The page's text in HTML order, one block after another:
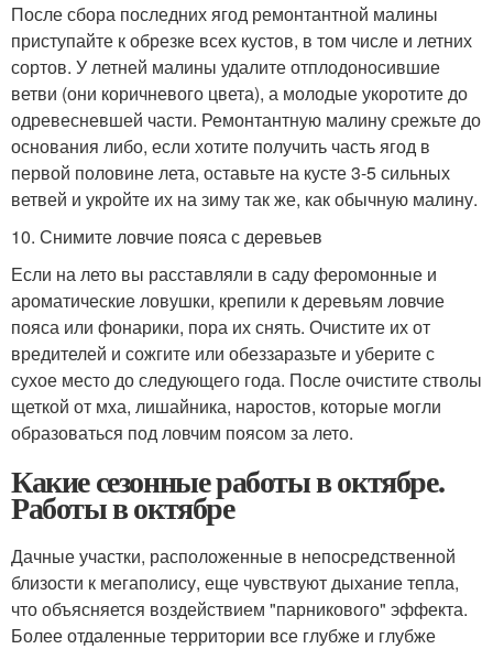
После сбора последних ягод ремонтантной малины
приступайте к обрезке всех кустов, в том числе и летних
сортов. У летней малины удалите отплодоносившие
ветви (они коричневого цвета), а молодые укоротите до
одревесневшей части. Ремонтантную малину срежьте до
основания либо, если хотите получить часть ягод в
первой половине лета, оставьте на кусте 3-5 сильных
ветвей и укройте их на зиму так же, как обычную малину.
10. Снимите ловчие пояса с деревьев
Если на лето вы расставляли в саду феромонные и
ароматические ловушки, крепили к деревьям ловчие
пояса или фонарики, пора их снять. Очистите их от
вредителей и сожгите или обеззаразьте и уберите с
сухое место до следующего года. После очистите стволы
щеткой от мха, лишайника, наростов, которые могли
образоваться под ловчим поясом за лето.
Какие сезонные работы в октябре.
Работы в октябре
Дачные участки, расположенные в непосредственной
близости к мегаполису, еще чувствуют дыхание тепла,
что объясняется воздействием "парникового" эффекта.
Более отдаленные территории все глубже и глубже